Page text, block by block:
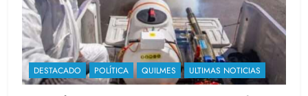
DESTACADO POLÍTICA QUILMES ULTIMAS NOTICIAS